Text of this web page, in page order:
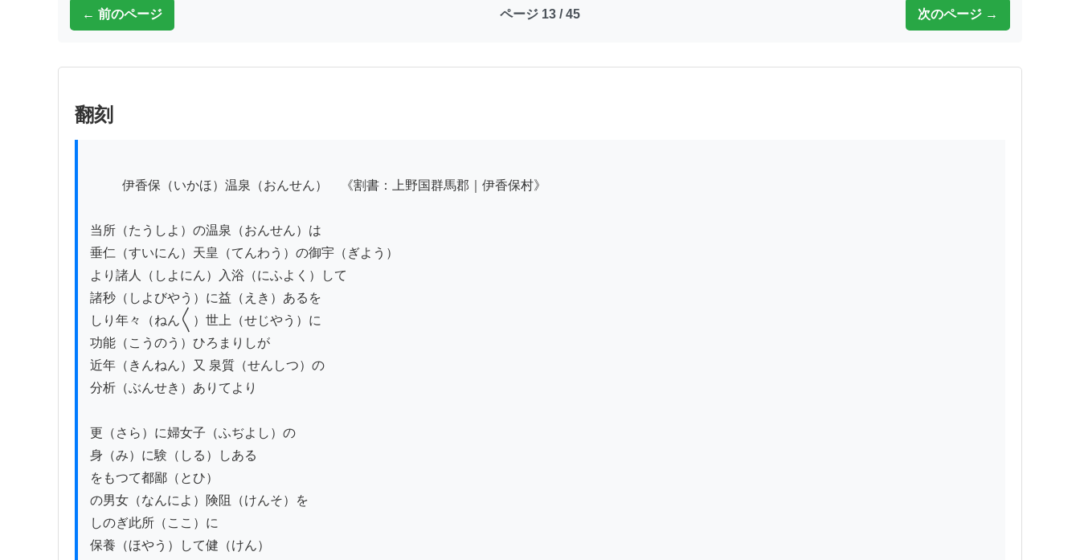
← 前のページ ページ 13 / 45 次のページ →
翻刻
当所（たうしよ）の温泉（おんせん）は
垂仁（すいにん）天皇（てんわう）の御宇（ぎよう）
より諸人（しよにん）入浴（にふよく）して
諸秒（しよびやう）に益（えき）あるを
しり年々（ねん〱）世上（せじやう）に
功能（こうのう）ひろまりしが
近年（きんねん）又 泉質（せんしつ）の
分析（ぶんせき）ありてより
更（さら）に婦女子（ふぢよし）の
身（み）に験（しる）しある
をもつて都鄙（とひ）
の男女（なんによ）険阻（けんそ）を
しのぎ此所（ここ）に
保養（ほやう）して健（けん）